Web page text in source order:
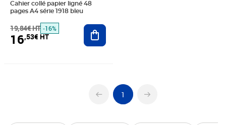
Cahier collé papier ligné 48
pages A4 série 1918 bleu
19,84€ HT -16%
16,53€ HT
Ajouter au panier
1